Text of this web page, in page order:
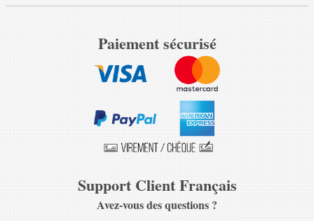
Paiement sécurisé
Support Client Français
Avez-vous des questions ?